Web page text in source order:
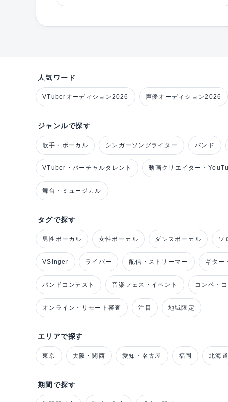
人気ワード
VTuberオーディション2026 声優オーディション2026
ジャンルで探す
歌手・ボーカル シンガーソングライター バンド
VTuber・バーチャルタレント 動画クリエイター・
舞台・ミュージカル
タグで探す
男性ボーカル 女性ボーカル ダンスボーカル ソ
VSinger ライバー 配信・ストリーマー ギター
バンドコンテスト 音楽フェス・イベント コンペ・
オンライン・リモート審査 注目 地域限定
エリアで探す
東京 大阪・関西 愛知・名古屋 福岡 北海道
期間で探す